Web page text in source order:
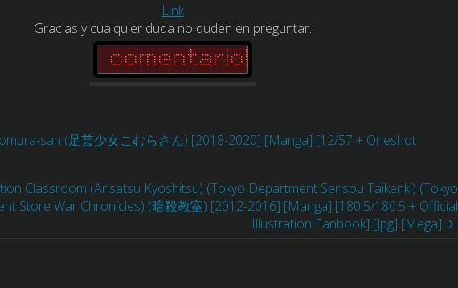
Link
Gracias y cualquier duda no duden en preguntar.
san (足芸少女こむらさん) [2018-2020] [Manga] [12/57 + Oneshot
Classroom (Ansatsu Kyoshitsu) (Tokyo Department Sensou Taikenki) (Tokyo
Store War Chronicles) (暗殺教室) [2012-2016] [Manga] [180.5/180.5 + Official
Illustration Fanbook] [Jpg] [Mega]